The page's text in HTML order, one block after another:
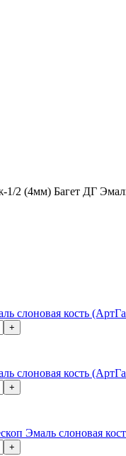
2 (4мм) Багет ДГ
слоновая кость
+
слоновая кость
+
Эмаль слоновая
+